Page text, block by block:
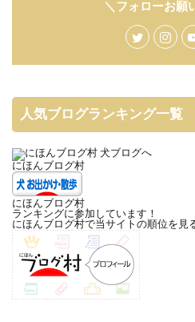
＼フォローお願
人気ブログランキング一覧
にほんブログ村
にほんブログ村
ランキングに参加しています！
にほんブログ村で当サイトの順位を見